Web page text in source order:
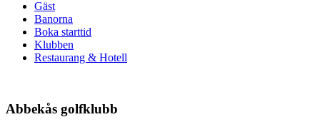
Gäst
Banorna
Boka starttid
Klubben
Restaurang & Hotell
Abbekås golfklubb